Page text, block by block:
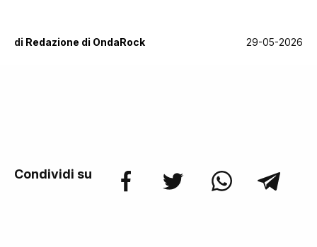
di Redazione di OndaRock 29-05-2026
Condividi su